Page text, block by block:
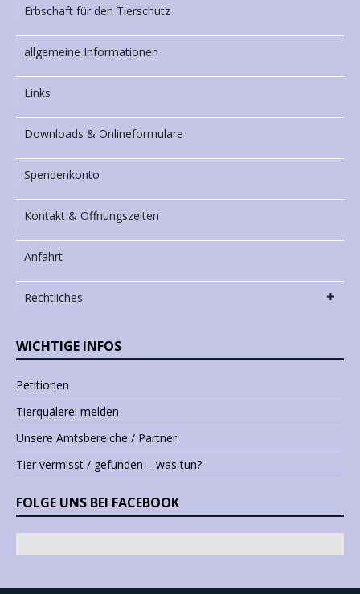
Erbschaft für den Tierschutz
allgemeine Informationen
Links
Downloads & Onlineformulare
Spendenkonto
Kontakt & Öffnungszeiten
Anfahrt
Rechtliches
WICHTIGE INFOS
Petitionen
Tierquälerei melden
Unsere Amtsbereiche / Partner
Tier vermisst / gefunden – was tun?
FOLGE UNS BEI FACEBOOK